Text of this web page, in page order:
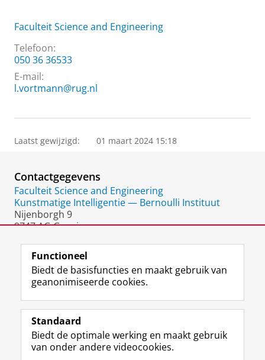
Faculteit Science and Engineering
Telefoon:
050 36 36533
E-mail:
l.vortmann@rug.nl
Laatst gewijzigd: 01 maart 2024 15:18
Contactgegevens
Faculteit Science and Engineering
Kunstmatige Intelligentie — Bernoulli Instituut
Nijenborgh 9
9747 AG Groningen
Volg de RUG
F
a
e
b
L
i
k
e
R
S
-
f
I
n
t
Y
o
T
Studiekiezers
Functioneel
Biedt de basisfuncties en maakt gebruik van
geanonimiseerde cookies.
Standaard
Biedt de optimale werking en maakt gebruik
van onder andere videocookies.